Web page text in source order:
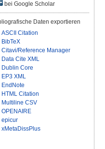
bei Google Scholar
Daten exportieren
ASCII Citation
BibTeX
Citavi/Reference Manager
Data Cite XML
Dublin Core
EP3 XML
EndNote
HTML Citation
Multiline CSV
OPENAIRE
epicur
xMetaDissPlus